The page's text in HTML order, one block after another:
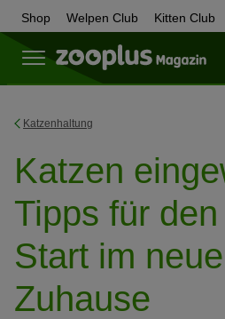
Shop Welpen Club Kitten Club
Katzenhaltung
Katzen
Tipps für
Start im
Zuhause